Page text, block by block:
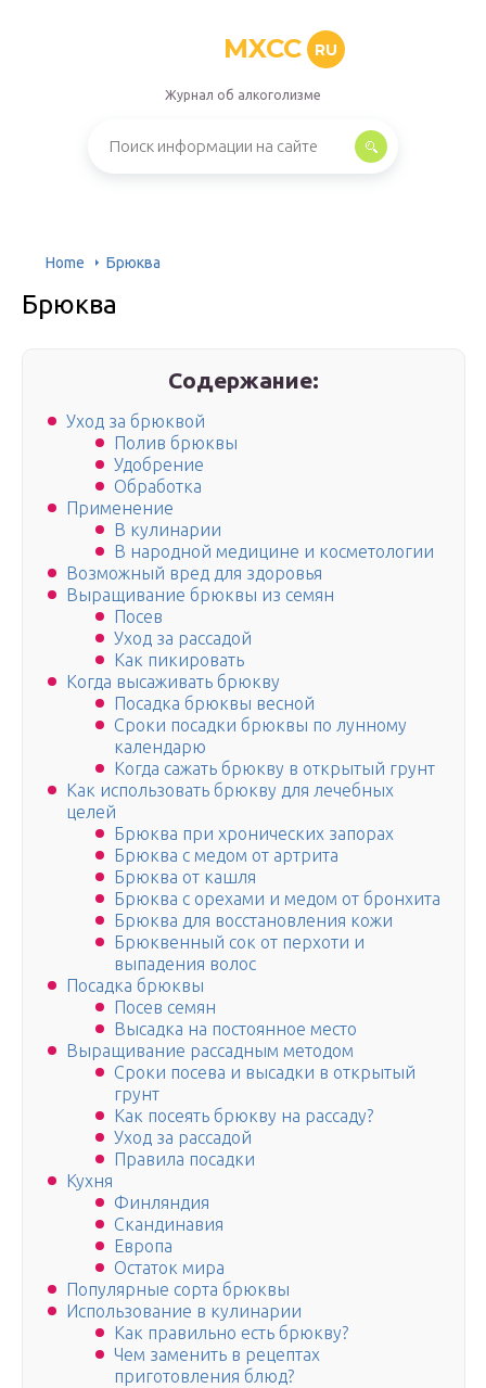
MXCC RU
Журнал об алкоголизме
Home Брюква
Брюква
Содержание:
Уход за брюквой
Полив брюквы
Удобрение
Обработка
Применение
В кулинарии
В народной медицине и косметологии
Возможный вред для здоровья
Выращивание брюквы из семян
Посев
Уход за рассадой
Как пикировать
Когда высаживать брюкву
Посадка брюквы весной
Сроки посадки брюквы по лунному
календарю
Когда сажать брюкву в открытый грунт
Как использовать брюкву для лечебных
целей
Брюква при хронических запорах
Брюква с медом от артрита
Брюква от кашля
Брюква с орехами и медом от бронхита
Брюква для восстановления кожи
Брюквенный сок от перхоти и
выпадения волос
Посадка брюквы
Посев семян
Высадка на постоянное место
Выращивание рассадным методом
Сроки посева и высадки в открытый
грунт
Как посеять брюкву на рассаду?
Уход за рассадой
Правила посадки
Кухня
Финляндия
Скандинавия
Европа
Остаток мира
Популярные сорта брюквы
Использование в кулинарии
Как правильно есть брюкву?
Чем заменить в рецептах
приготовления блюд?